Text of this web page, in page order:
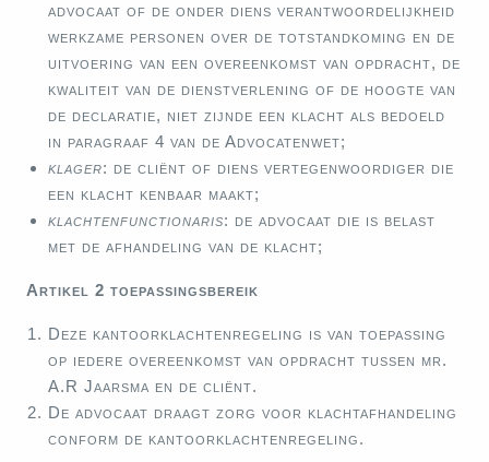
advocaat of de onder diens verantwoordelijkheid
werkzame personen over de totstandkoming en de
uitvoering van een overeenkomst van opdracht, de
kwaliteit van de dienstverlening of de hoogte van
de declaratie, niet zijnde een klacht als bedoeld
in paragraaf 4 van de Advocatenwet;
klager: de cliënt of diens vertegenwoordiger die
een klacht kenbaar maakt;
klachtenfunctionaris: de advocaat die is belast
met de afhandeling van de klacht;
Artikel 2 toepassingsbereik
Deze kantoorklachtenregeling is van toepassing
op iedere overeenkomst van opdracht tussen mr.
A.R Jaarsma en de cliënt.
De advocaat draagt zorg voor klachtafhandeling
conform de kantoorklachtenregeling.